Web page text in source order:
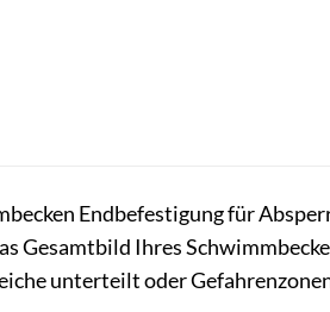
Endbefestigung für
Gesamtbild Ihres
unterteilt oder